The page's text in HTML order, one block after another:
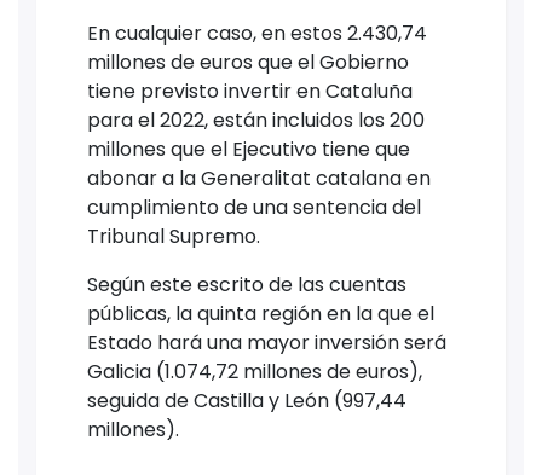
En cualquier caso, en estos 2.430,74
millones de euros que el Gobierno
tiene previsto invertir en Cataluña
para el 2022, están incluidos los 200
millones que el Ejecutivo tiene que
abonar a la Generalitat catalana en
cumplimiento de una sentencia del
Tribunal Supremo.
Según este escrito de las cuentas
públicas, la quinta región en la que el
Estado hará una mayor inversión será
Galicia (1.074,72 millones de euros),
seguida de Castilla y León (997,44
millones).